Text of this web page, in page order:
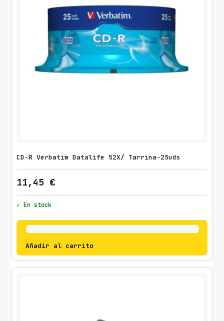
CD-R Verbatim Datalife 52X/ Tarrina-25uds
11,45 €
✓ En stock
Añadir al carrito